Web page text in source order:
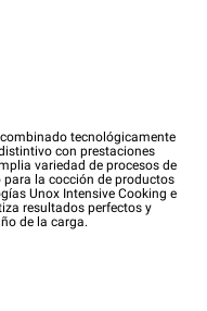
combinado tecnológicamente
con prestaciones
variedad de procesos de
la cocción de productos
Unox Intensive Cooking e
resultados perfectos y
de la carga.